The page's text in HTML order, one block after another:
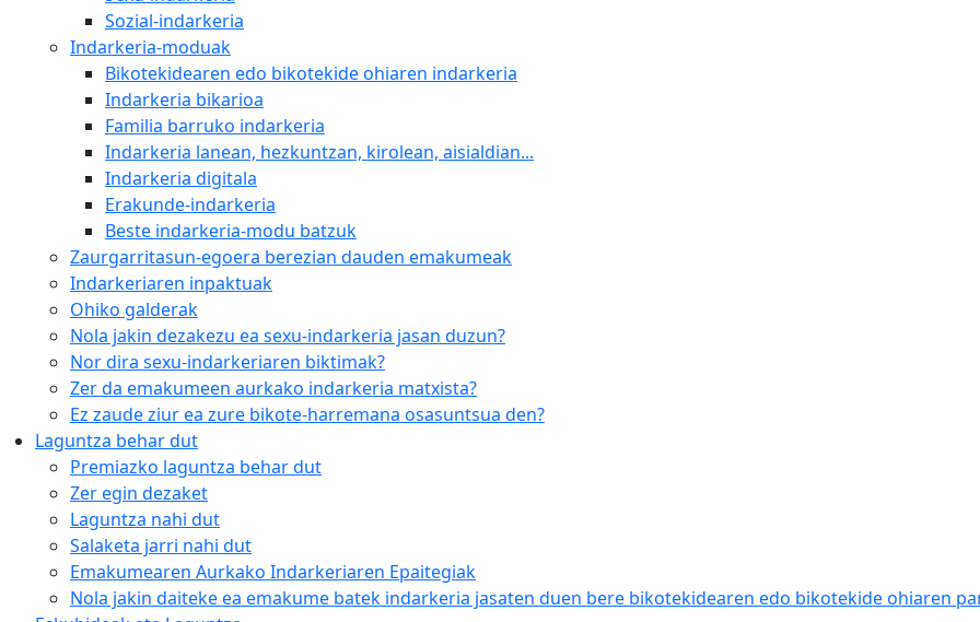
Sozial-indarkeria
Indarkeria-moduak
Bikotekidearen edo bikotekide ohiaren indarkeria
Indarkeria bikarioa
Familia barruko indarkeria
Indarkeria lanean, hezkuntzan, kirolean, aisialdian...
Indarkeria digitala
Erakunde-indarkeria
Beste indarkeria-modu batzuk
Zaurgarritasun-egoera berezian dauden emakumeak
Indarkeriaren inpaktuak
Ohiko galderak
Nola jakin dezakezu ea sexu-indarkeria jasan duzun?
Nor dira sexu-indarkeriaren biktimak?
Zer da emakumeen aurkako indarkeria matxista?
Ez zaude ziur ea zure bikote-harremana osasuntsua den?
Laguntza behar dut
Premiazko laguntza behar dut
Zer egin dezaket
Laguntza nahi dut
Salaketa jarri nahi dut
Emakumearen Aurkako Indarkeriaren Epaitegiak
Nola jakin daiteke ea emakume batek indarkeria jasaten duen bere bikotekidearen edo bikotekide ohiaren